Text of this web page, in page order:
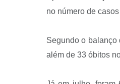
no número de
Segundo o balanço
além de 33 óbitos